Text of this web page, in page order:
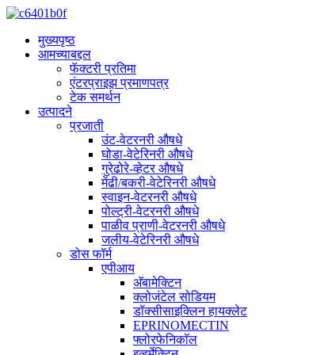
मुख्यपृष्ठ
आमच्याबद्दल
फॅक्टरी प्रतिमा
एंटरप्राइझ प्रमाणपत्र
टेक समर्थन
उत्पादने
प्रजाती
उंट-वेटरनरी औषधे
घोडा-वेटेरिनरी औषधे
गुरेढोरे-व्हेटर औषधे
मेंढी/बकरी-वेटेरिनरी औषधे
स्वाइन-वेटरनरी औषधे
पोल्ट्री-वेटरनरी औषधे
पाळीव प्राणी-वेटरनरी औषधे
जलीय-वेटेरिनरी औषधे
डोस फॉर्म
एपीआय
अ‍ॅबामेक्टिन
क्लोजंटेल सोडियम
डॉक्सीसाइक्लिन हायक्लेट
EPRINOMECTIN
फ्लोरफेनिकॉल